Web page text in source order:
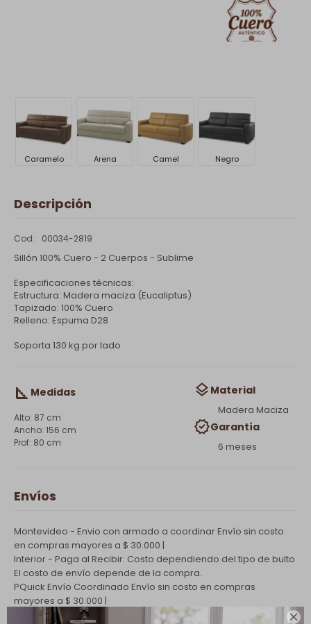

Caramelo Arena Camel Negro
Descripción
00034-2819
Sillón 100% Cuero - 2 Cuerpos - Sublime
Especificaciones técnicas:
Estructura: Madera maciza (Eucaliptus)
Tapizado: 100% Cuero
Relleno: Espuma D28
Soporta 130 kg por lado
Medidas
87 cm
156 cm
80 cm
Material
Madera Maciza
Garantía
6 meses
Envíos
Montevideo - Envio con armado a coordinarEnvío sin costo
en compras mayores a $ 30.000 |
Interior - Paga al Recibir: Costo dependiendo del tipo de bulto
El costo de envío depende de la compra.
PQuick Envío Coordinado Envío sin costo en compras
mayores a $ 30.000 |